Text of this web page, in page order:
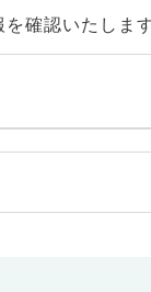
を確認いたしま